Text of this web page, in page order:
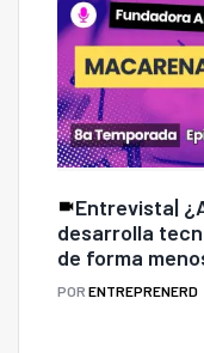
Entrevista|
desarrolla
de forma
POR ENTREPRENERD